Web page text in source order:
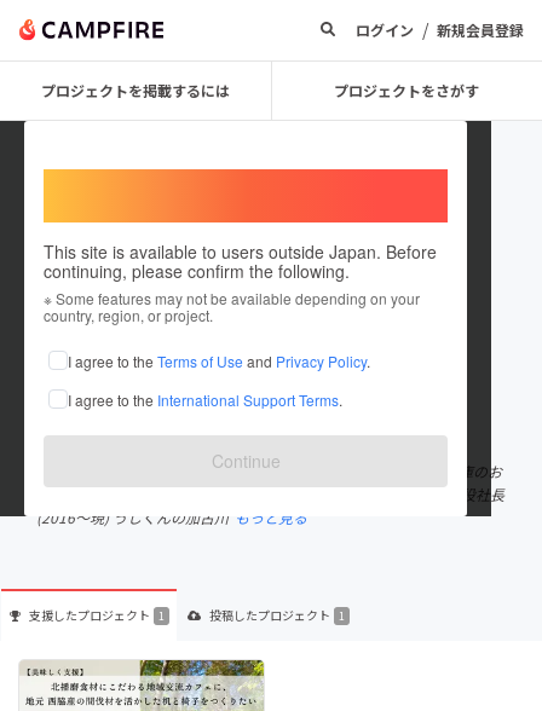
ログイン / 新規会員登録
プロジェクトを掲載するには プロジェクトをさがす
This site is available to users outside Japan. Before
continuing, please confirm the following.
※ Some features may not be available depending on your
country, region, or project.
I agree to the Terms of Use and Privacy Policy.
I agree to the International Support Terms.
Continue
tamura_industries
これまでに1回支援して1件のプロジェクトを投稿しています
在住国：日本 現在地：兵庫県
出身国：日本 出身地：兵庫県
株式会社タムラインダストリーズ 代表取締役社長(2020～現) 兵庫のお
土産専門店 兵庫物語(2020～現) 株式会社クズナズン 代表取締役社長
(2016～現) うしくんの加古川 もっと見る
支援したプロジェクト 1 投稿したプロジェクト 1